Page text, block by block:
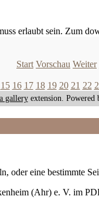
erlaubt sein. Zum
Start Vorschau Weiter
15 16 17 18 19 20 21 22
galleryextension. Powered
oder eine bestimmte
(Ahr) e. V. im